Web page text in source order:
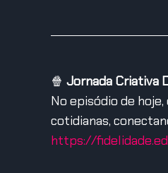
🍿 Jornada Criativa
No episódio de
cotidianas,
https://